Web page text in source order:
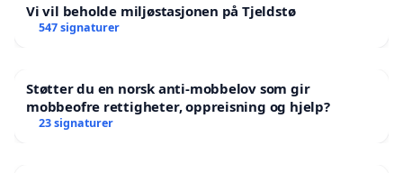
Vi vil beholde miljøstasjonen på Tjeldstø
547 signaturer
Støtter du en norsk anti-mobbelov som gir
mobbeofre rettigheter, oppreisning og hjelp?
23 signaturer